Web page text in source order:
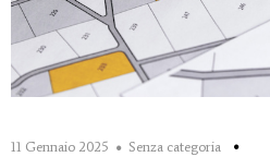
11 Gennaio 2025 Senza categoria